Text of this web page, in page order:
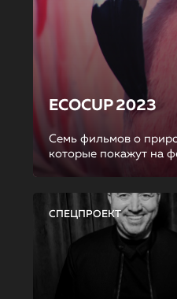
ECOCUP 2023
Семь фильмов о
которые покажут на
СПЕЦПРОЕКТ